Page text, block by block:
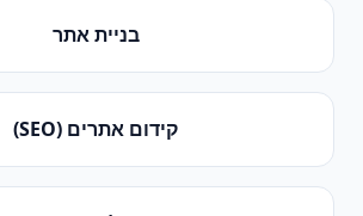
בניית אתר
קידום אתרים (SEO)